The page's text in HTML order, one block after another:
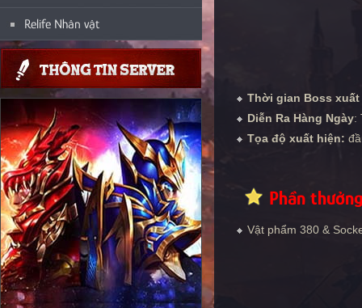
Relife Nhân vật
Thời gian Boss xuất
Diễn Ra Hàng Ngày:
Tọa độ xuất hiện:
Phần
Vật phẩm 380 &